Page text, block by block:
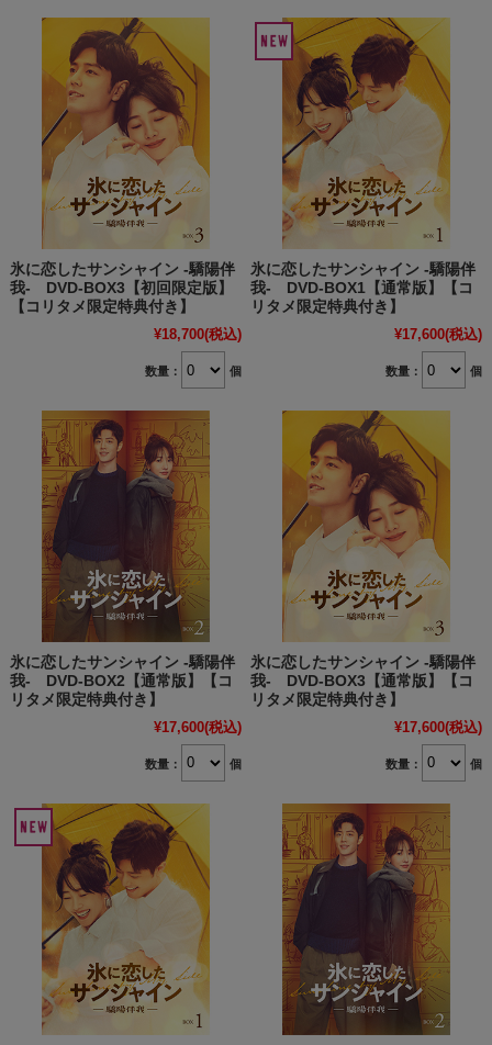
氷に恋したサンシャイン -驕陽伴
我- DVD-BOX3【初回限定版】
【コリタメ限定特典付き】
¥18,700(税込)
数量： 個
氷に恋したサンシャイン -驕陽伴
我- DVD-BOX1【通常版】【コ
リタメ限定特典付き】
¥17,600(税込)
数量： 個
氷に恋したサンシャイン -驕陽伴
我- DVD-BOX2【通常版】【コ
リタメ限定特典付き】
¥17,600(税込)
数量： 個
氷に恋したサンシャイン -驕陽伴
我- DVD-BOX3【通常版】【コ
リタメ限定特典付き】
¥17,600(税込)
数量： 個